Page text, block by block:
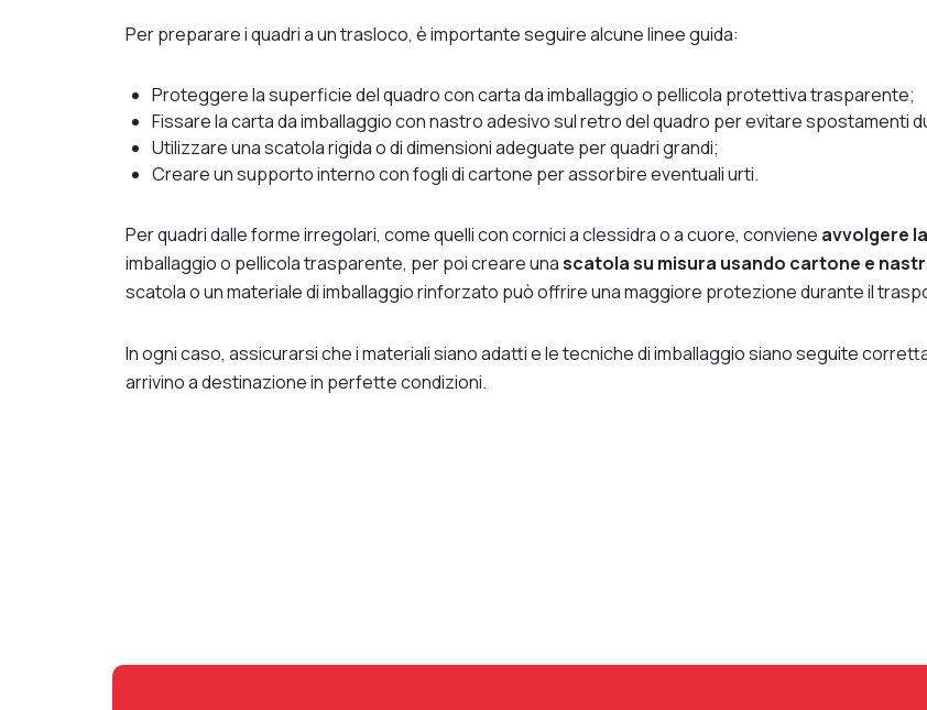
Per preparare i quadri a un trasloco, è importante seguire alcune linee guida:
Proteggere la superficie del quadro con carta da imballaggio o pellicola protettiva trasparente;
Fissare la carta da imballaggio con nastro adesivo sul retro del quadro per evitare spostamenti
Utilizzare una scatola rigida o di dimensioni adeguate per quadri grandi;
Creare un supporto interno con fogli di cartone per assorbire eventuali urti.
Per quadri dalle forme irregolari, come quelli con cornici a clessidra o a cuore, conviene avvolgere
imballaggio o pellicola trasparente, per poi creare unascatola su misura usando cartone e
scatola o un materiale di imballaggio rinforzato può offrire una maggiore protezione durante il
In ogni caso, assicurarsi che i materiali siano adatti e le tecniche di imballaggio siano seguite
arrivino a destinazione in perfette condizioni.